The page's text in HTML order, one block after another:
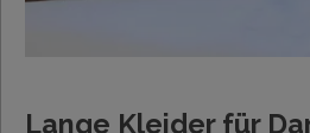
Lange Kleider für